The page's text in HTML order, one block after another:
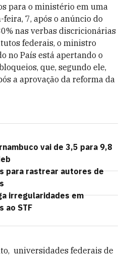
para o ministério em uma
7, após o anúncio do
nas verbas discricionárias
federais, o ministro
no País está apertando o
que, segundo ele,
a aprovação da reforma da
vai de 3,5 para 9,8
para rastrear autores de
irregularidades em
ao STF
universidades federais de